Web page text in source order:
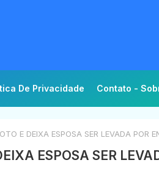
De Privacidade Contato -
E DEIXA ESPOSA SER LEVADA POR
ESPOSA SER